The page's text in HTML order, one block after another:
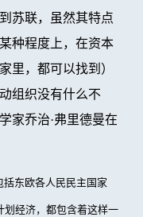
苏联，虽然其特点
种程度上，在资本
里，都可以找到）
组织没有什么不
家乔治·弗里德曼在
东欧各人民民主国家
划经济，都包含着这样一